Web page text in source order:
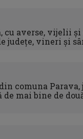
cu averse, vijelii şi
judeţe, vineri şi
comuna Parava,
de mai bine de